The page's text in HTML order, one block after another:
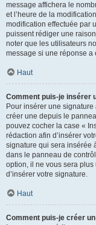
message affichera le
et l’heure de la
modification effectuée par
puissent rédiger une
noter que les utilisateurs
message si une réponse a
Haut
Comment puis-je insérer
Pour insérer une signature
créer une depuis le
pouvez cocher la case «
rédaction afin d’insérer
signature qui sera insérée
dans le panneau de
option, il ne vous sera
d’insérer votre signature.
Haut
Comment puis-je créer